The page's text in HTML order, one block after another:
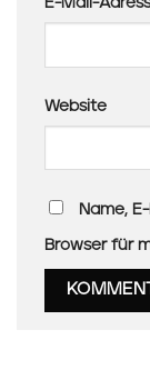
E-Mail-
Website
Name,
Browser für